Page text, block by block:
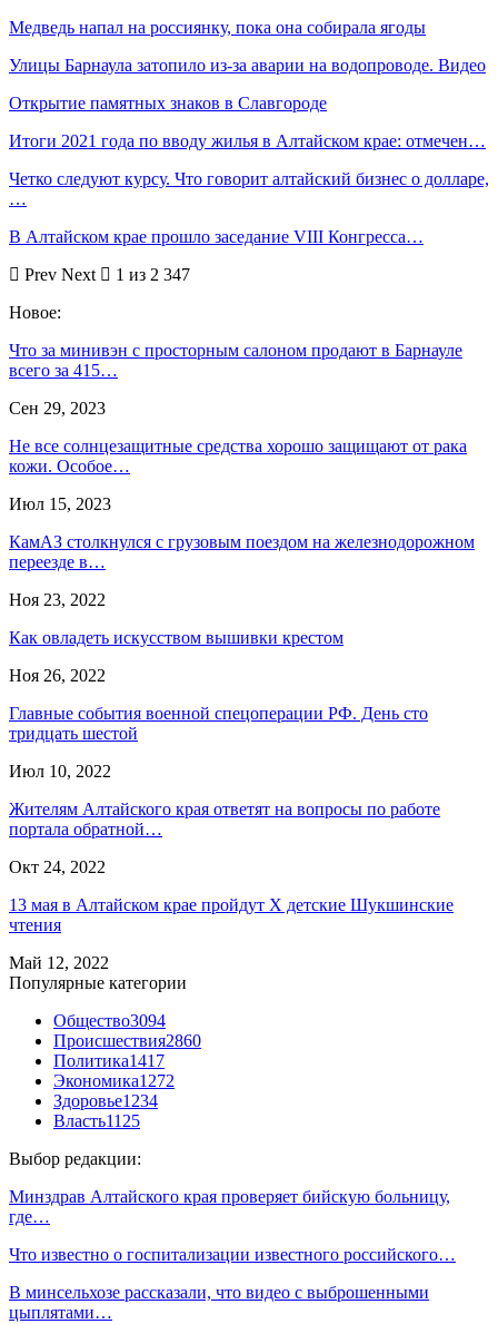
Медведь напал на россиянку, пока она собирала ягоды
Улицы Барнаула затопило из-за аварии на водопроводе. Видео
Открытие памятных знаков в Славгороде
Итоги 2021 года по вводу жилья в Алтайском крае: отмечен…
Четко следуют курсу. Что говорит алтайский бизнес о долларе,
…
В Алтайском крае прошло заседание VIII Конгресса…
Prev Next
1 из 2 347
Новое:
Что за минивэн с просторным салоном продают в Барнауле
всего за 415…
Сен 29, 2023
Не все солнцезащитные средства хорошо защищают от рака
кожи. Особое…
Июл 15, 2023
КамАЗ столкнулся с грузовым поездом на железнодорожном
переезде в…
Ноя 23, 2022
Как овладеть искусством вышивки крестом
Ноя 26, 2022
Главные события военной спецоперации РФ. День сто
тридцать шестой
Июл 10, 2022
Жителям Алтайского края ответят на вопросы по работе
портала обратной…
Окт 24, 2022
13 мая в Алтайском крае пройдут X детские Шукшинские
чтения
Май 12, 2022
Популярные категории
Общество3094
Происшествия2860
Политика1417
Экономика1272
Здоровье1234
Власть1125
Выбор редакции:
Минздрав Алтайского края проверяет бийскую больницу,
где…
Что известно о госпитализации известного российского…
В минсельхозе рассказали, что видео с выброшенными
цыплятами…